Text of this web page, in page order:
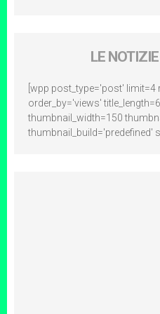
LE
[wpp post_type='post' limit=4
order_by='views'
thumbnail_width=150
thumbnail_build='predefined'